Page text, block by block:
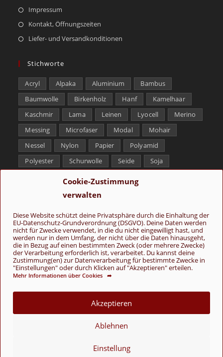
Cookie-Zustimmung
verwalten
Diese Website schützt deine Privatsphäre durch die Einhaltung der
EU-Datenschutz-Grundverordnung (DSGVO). Deine Daten werden
nicht für Zwecke verwendet, in die du nicht eingewilligt hast, und
werden nur in dem Umfang, der nicht über die Daten hinausgeht,
die in Bezug auf einen bestimmten Zweck (oder mehrere Zwecke)
der Verarbeitung erforderlich ist, verarbeitet. Du kannst deine
Zustimmung(en) zur Datenverarbeitung für bestimmte Zwecke in
"Einstellungen" oder durch Klicken auf "Akzeptieren" erteilen.
Mehr Informationen über Cookies ➦
Akzeptieren
Ablehnen
Einstellung
Impressum
Kontakt, Öffnungszeiten
Liefer- und Versandkonditionen
Stichworte
Acryl Alpaka Aluminium
Bambus
Baumwolle
Birkenholz Hanf
Kamelhaar
Kaschmir
Lama Leinen Lyocell
Merino
Messing
Microfaser Modal
Mohair
Nessel
Nylon Papier
Polyamid
Polyester
Schurwolle Seide
Soja
Tencel
Yak
Folge uns
© Copyright 2026 - Wolle & Schönes
VERTRAG WIDERRUFEN